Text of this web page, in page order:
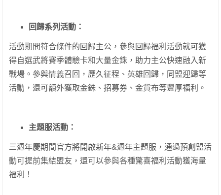
回歸系列活動：
活動期間符合條件的回歸主公，參與回歸福利活動就可獲
得自選武將賽季體驗卡和大量金銖，助力主公快速融入新
戰場。參與情義召回，歷久征程、英雄回歸，同盟迎歸等
活動，還可額外獲取金銖、招募券、金貨布等豐厚福利。
主題服活動：
三週年慶期間官方將開啟新年&週年主題服，通過預創盟活
動可提前集結盟友，還可以參與各種驚喜福利活動獲海量
福利！